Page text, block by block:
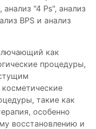
"4 Ps", анализ
BPS и анализ
как
процедуры,
такие как
особенно
восстановлению и